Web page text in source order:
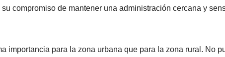
compromiso de mantener una administración cercana y
importancia para la zona urbana que para la zona rural. No